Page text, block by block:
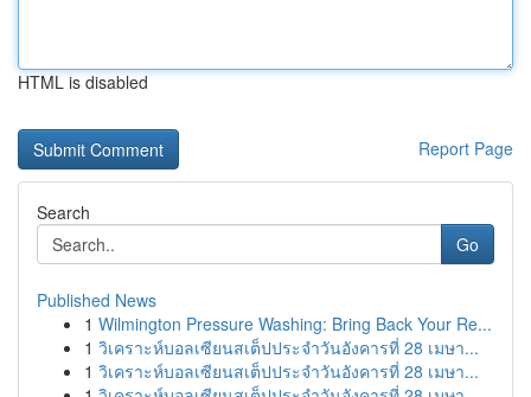
HTML is disabled
Report Page
Search
Go
Published News
1 Wilmington Pressure Washing: Bring Back Your Re...
1 วิเคราะห์บอลเซียนสเต็ปประจำวันอังคารที่ 28 เมษา...
1 วิเคราะห์บอลเซียนสเต็ปประจำวันอังคารที่ 28 เมษา...